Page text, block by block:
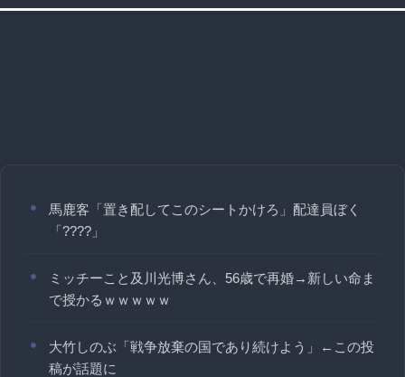
馬鹿客「置き配してこのシートかけろ」配達員ぼく
「????」
ミッチーこと及川光博さん、56歳で再婚→新しい命ま
で授かるｗｗｗｗｗ
大竹しのぶ「戦争放棄の国であり続けよう」←この投
稿が話題に